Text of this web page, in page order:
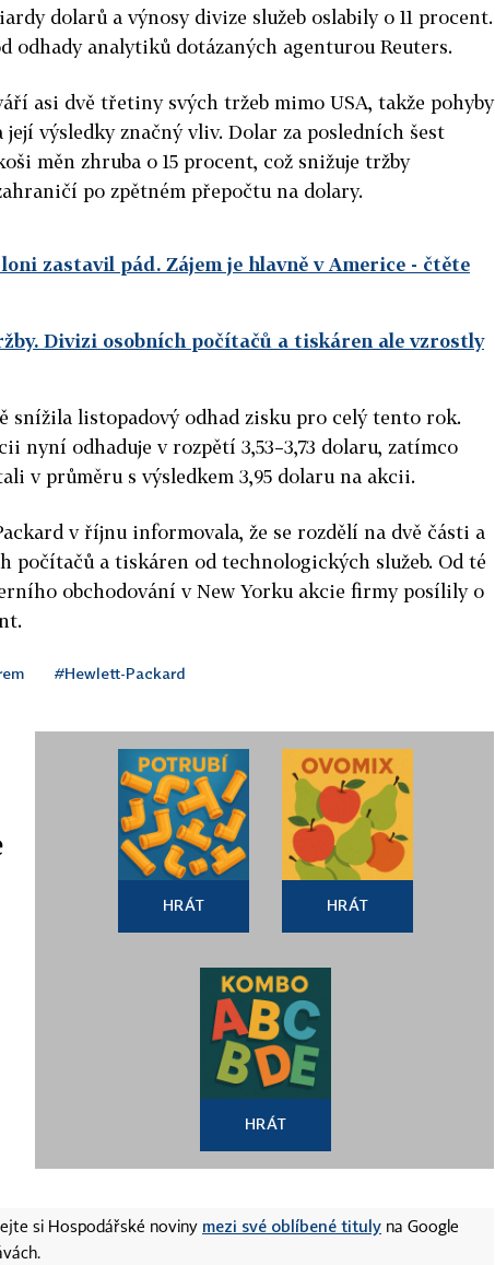
dolarů a výnosy divize služeb oslabily o 11 procent.
odhady analytiků dotázaných agenturou Reuters.
asi dvě třetiny svých tržeb mimo USA, takže pohyby
výsledky značný vliv. Dolar za posledních šest
měn zhruba o 15 procent, což snižuje tržby
po zpětném přepočtu na dolary.
zastavil pád. Zájem je hlavně v Americe - čtěte
Divizi osobních počítačů a tiskáren ale vzrostly
snížila listopadový odhad zisku pro celý tento rok.
nyní odhaduje v rozpětí 3,53–3,73 dolaru, zatímco
v průměru s výsledkem 3,95 dolaru na akcii.
v říjnu informovala, že se rozdělí na dvě části a
počítačů a tiskáren od technologických služeb. Od té
obchodování v New Yorku akcie firmy posílily o
#Hewlett-Packard
HRÁT HRÁT
HRÁT
si Hospodářské noviny mezi své oblíbené tituly na Google